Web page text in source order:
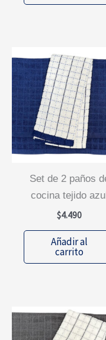
set de 2 paños de
cocina tejido azul
$4.490
Añadir al
carrito